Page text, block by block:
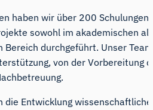
haben wir über 200 Schulungen
sowohl im akademischen
Bereich durchgeführt. Unser Team
von der Vorbereitung
die Entwicklung